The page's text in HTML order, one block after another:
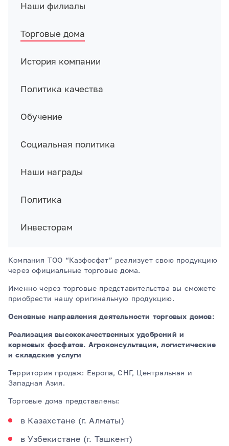
Наши филиалы
Торговые дома
История компании
Политика качества
Обучение
Социальная политика
Наши награды
Политика
Инвесторам
Компания ТОО “Казфосфат” реализует свою продукцию
через официальные торговые дома.
Именно через торговые представительства вы сможете
приобрести нашу оригинальную продукцию.
Основные направления деятельности торговых домов:
Реализация высококачественных удобрений и
кормовых фосфатов. Агроконсультация, логистические
и складские услуги
Территория продаж: Европа, СНГ, Центральная и
Западная Азия.
Торговые дома представлены:
в Казахстане (г. Алматы)
в Узбекистане (г. Ташкент)